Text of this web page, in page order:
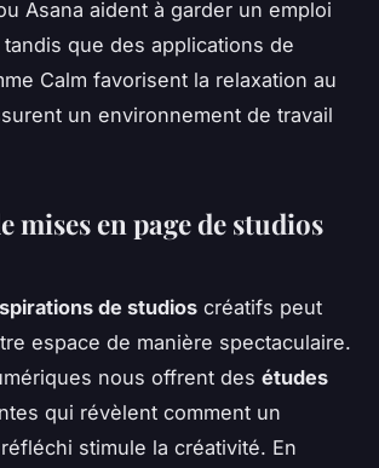
Asana aident à garder un emploi
que des applications de
Calm favorisent la relaxation au
un environnement de travail
mises en page de studios
de studios créatifs peut
espace de manière spectaculaire.
nous offrent des études
qui révèlent comment un
stimule la créativité. En